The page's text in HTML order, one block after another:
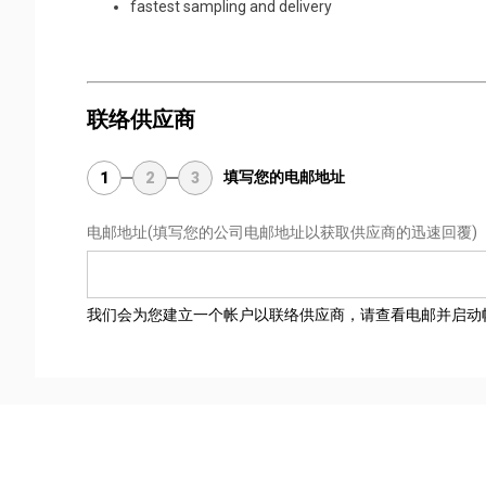
fastest sampling and delivery
联络供应商
1 2 3 填写您的电邮地址
电邮地址(填写您的公司电邮地址以获取供应商的迅速回覆)
我们会为您建立一个帐户以联络供应商，请查看电邮并启动